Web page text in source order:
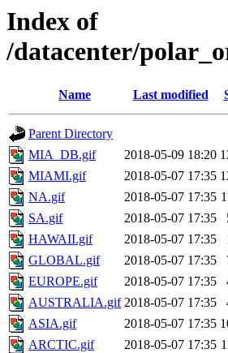
Index of
/datacenter/
Name Last modified
Parent Directory
MIA_DB.gif
2018-05-09 18:20
MIAMI.gif
2018-05-07 17:35
NA.gif
2018-05-07 17:35
SA.gif
2018-05-07 17:35
HAWAII.gif
2018-05-07 17:35
GLOBAL.gif
2018-05-07 17:35
EUROPE.gif
2018-05-07 17:35
AUSTRALIA.gif 2018-05-07 17:35
ASIA.gif
2018-05-07 17:35
ARCTIC.gif
2018-05-07 17:35